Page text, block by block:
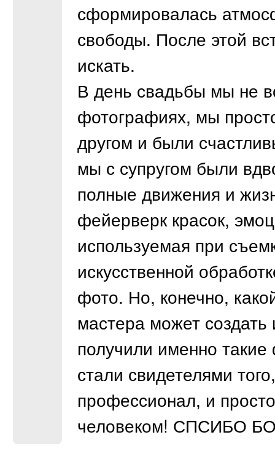
сформировалась
свободы. После этой
искать.
В день свадьбы мы не
фотографиях, мы
другом и были
мы с супругом были
полные движения и
фейерверк красок,
используемая при
искусственной
фото. Но, конечно,
мастера может
получили именно
стали свидетелями
профессионал, и
человеком! СПСИБО